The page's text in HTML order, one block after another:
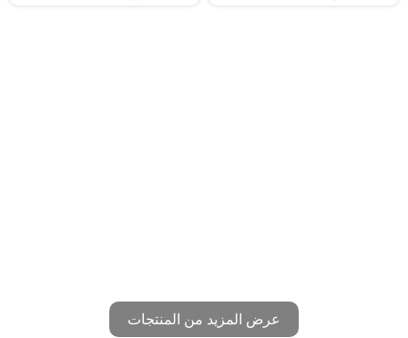
عرض المزيد من المنتجات